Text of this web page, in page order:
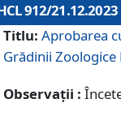
912/21.12.2023
Titlu: Aprobarea
Grădinii
Observații :